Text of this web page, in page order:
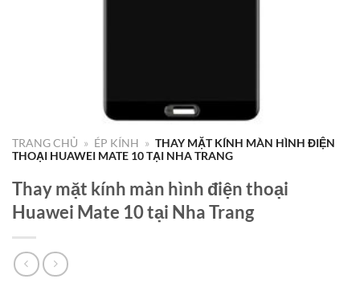
TRANG CHỦ » ÉP KÍNH » THAY MẶT KÍNH MÀN HÌNH ĐIỆN
THOẠI HUAWEI MATE 10 TẠI NHA TRANG
Thay mặt kính màn hình điện thoại
Huawei Mate 10 tại Nha Trang